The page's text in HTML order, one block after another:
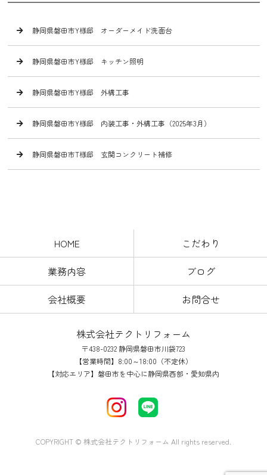
静岡県磐田市Y様邸 オーダーメイド洗面台
静岡県磐田市Y様邸 キッチン照明
静岡県磐田市Y様邸 外構工事
静岡県磐田市Y様邸 内装工事・外構工事（2025年3月）
静岡県磐田市T様邸 玄関コンクリート補修
HOME
こだわり
業務内容
ブログ
会社概要
お問合せ
株式会社テクトリフォーム
〒438-0232 静岡県磐田市川袋723
【営業時間】8:00～18:00（不定休）
【対応エリア】磐田市を中心に静岡県西部・愛知県内
COPYRIGHT © 株式会社テクトリフォーム All rights reserved.